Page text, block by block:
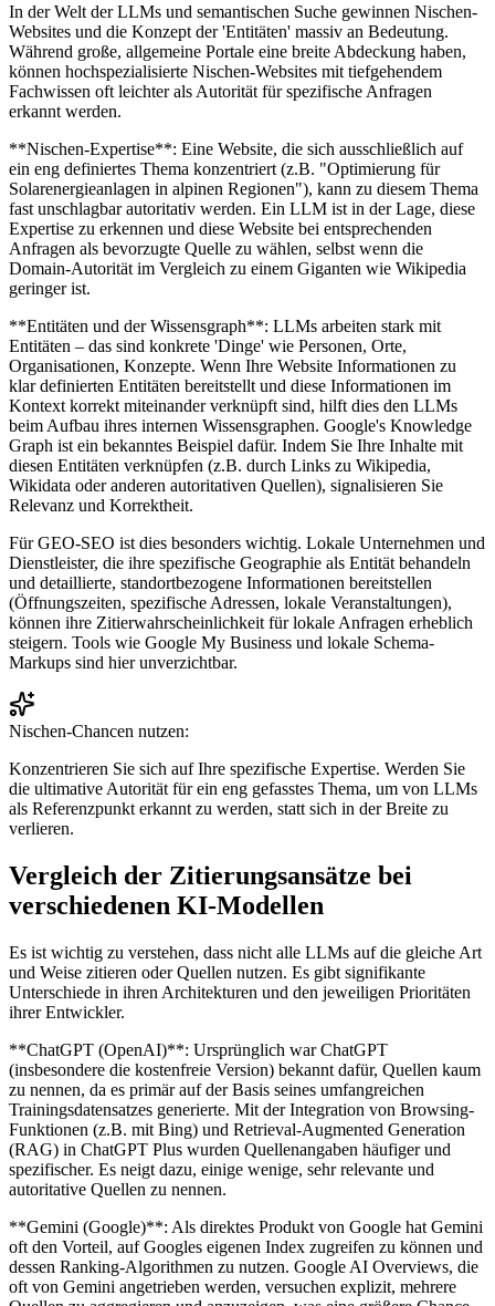
In der Welt der LLMs und semantischen Suche gewinnen Nischen-
Websites und die Konzept der 'Entitäten' massiv an Bedeutung.
Während große, allgemeine Portale eine breite Abdeckung haben,
können hochspezialisierte Nischen-Websites mit tiefgehendem
Fachwissen oft leichter als Autorität für spezifische Anfragen
erkannt werden.
**Nischen-Expertise**: Eine Website, die sich ausschließlich auf
ein eng definiertes Thema konzentriert (z.B. "Optimierung für
Solarenergieanlagen in alpinen Regionen"), kann zu diesem Thema
fast unschlagbar autoritativ werden. Ein LLM ist in der Lage, diese
Expertise zu erkennen und diese Website bei entsprechenden
Anfragen als bevorzugte Quelle zu wählen, selbst wenn die
Domain-Autorität im Vergleich zu einem Giganten wie Wikipedia
geringer ist.
**Entitäten und der Wissensgraph**: LLMs arbeiten stark mit
Entitäten – das sind konkrete 'Dinge' wie Personen, Orte,
Organisationen, Konzepte. Wenn Ihre Website Informationen zu
klar definierten Entitäten bereitstellt und diese Informationen im
Kontext korrekt miteinander verknüpft sind, hilft dies den LLMs
beim Aufbau ihres internen Wissensgraphen. Google's Knowledge
Graph ist ein bekanntes Beispiel dafür. Indem Sie Ihre Inhalte mit
diesen Entitäten verknüpfen (z.B. durch Links zu Wikipedia,
Wikidata oder anderen autoritativen Quellen), signalisieren Sie
Relevanz und Korrektheit.
Für GEO-SEO ist dies besonders wichtig. Lokale Unternehmen und
Dienstleister, die ihre spezifische Geographie als Entität behandeln
und detaillierte, standortbezogene Informationen bereitstellen
(Öffnungszeiten, spezifische Adressen, lokale Veranstaltungen),
können ihre Zitierwahrscheinlichkeit für lokale Anfragen erheblich
steigern. Tools wie Google My Business und lokale Schema-
Markups sind hier unverzichtbar.
Nischen-Chancen nutzen:
Konzentrieren Sie sich auf Ihre spezifische Expertise. Werden Sie
die ultimative Autorität für ein eng gefasstes Thema, um von LLMs
als Referenzpunkt erkannt zu werden, statt sich in der Breite zu
verlieren.
Vergleich der Zitierungsansätze bei
verschiedenen KI-Modellen
Es ist wichtig zu verstehen, dass nicht alle LLMs auf die gleiche Art
und Weise zitieren oder Quellen nutzen. Es gibt signifikante
Unterschiede in ihren Architekturen und den jeweiligen Prioritäten
ihrer Entwickler.
**ChatGPT (OpenAI)**: Ursprünglich war ChatGPT
(insbesondere die kostenfreie Version) bekannt dafür, Quellen kaum
zu nennen, da es primär auf der Basis seines umfangreichen
Trainingsdatensatzes generierte. Mit der Integration von Browsing-
Funktionen (z.B. mit Bing) und Retrieval-Augmented Generation
(RAG) in ChatGPT Plus wurden Quellenangaben häufiger und
spezifischer. Es neigt dazu, einige wenige, sehr relevante und
autoritative Quellen zu nennen.
**Gemini (Google)**: Als direktes Produkt von Google hat Gemini
oft den Vorteil, auf Googles eigenen Index zugreifen zu können und
dessen Ranking-Algorithmen zu nutzen. Google AI Overviews, die
oft von Gemini angetrieben werden, versuchen explizit, mehrere